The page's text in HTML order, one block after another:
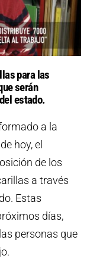
para las
serán
estado.
a la
hoy, el
de los
a través
Estas
días,
personas que